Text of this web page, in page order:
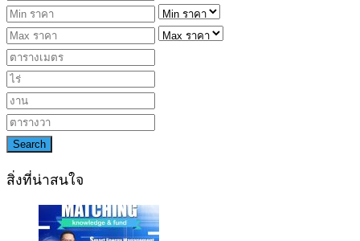
Search
สิ่งที่น่าสนใจ